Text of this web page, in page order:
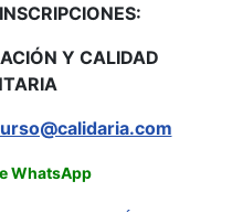
Y CALIDAD
WhatsApp